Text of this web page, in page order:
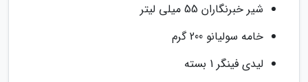
شیر خبرنگاران 55 میلی لیتر
خامه سولیانو 200 گرم
لیدی فینگر 1 بسته